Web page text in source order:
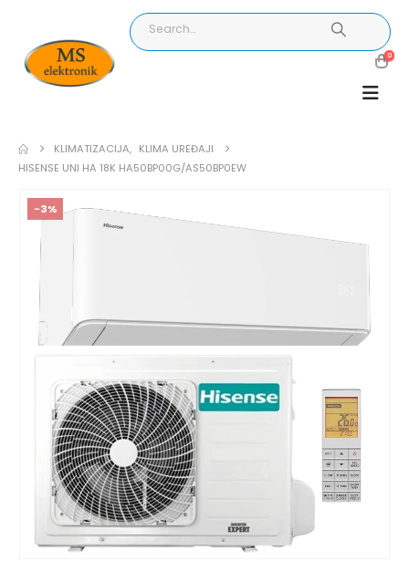
0
KLIMATIZACIJA, KLIMA UREĐAJI
HISENSE UNI HA 18K HA50BP00G/AS50BP0EW
-3%